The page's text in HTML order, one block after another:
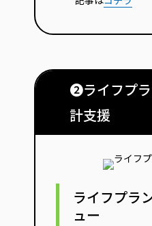
❷ライフプ
計支援
ライフプラ
ュー